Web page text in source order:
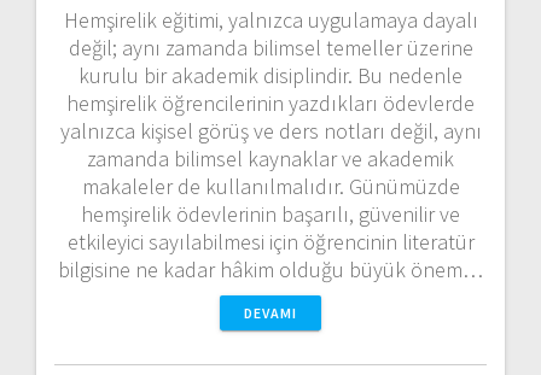
Hemşirelik eğitimi, yalnızca uygulamaya dayalı
değil; aynı zamanda bilimsel temeller üzerine
kurulu bir akademik disiplindir. Bu nedenle
hemşirelik öğrencilerinin yazdıkları ödevlerde
yalnızca kişisel görüş ve ders notları değil, aynı
zamanda bilimsel kaynaklar ve akademik
makaleler de kullanılmalıdır. Günümüzde
hemşirelik ödevlerinin başarılı, güvenilir ve
etkileyici sayılabilmesi için öğrencinin literatür
bilgisine ne kadar hâkim olduğu büyük önem…
DEVAMI